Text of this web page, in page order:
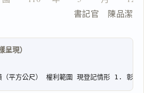
書記官　陳品潔
現）
鍵
複製給 AI
去換行複製